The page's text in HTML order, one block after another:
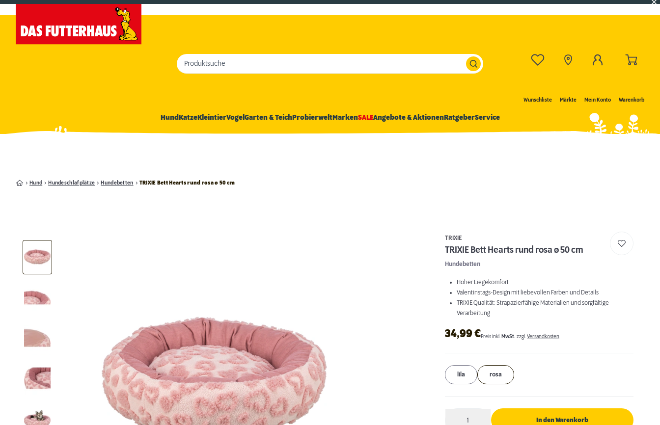
Wunschliste Märkte Mein Konto Warenkorb
Produktsuche
HundKatzeKleintierVogel Garten & TeichProbierweltMarkenSALEAngebote & AktionenRatgeberService
Hund Hundeschlafplätze Hundebetten TRIXIE Bett Hearts rund rosa ø 50 cm
TRIXIE
TRIXIE Bett Hearts rund rosa ø 50 cm
Hundebetten
Hoher Liegekomfort
Valentinstags-Design mit liebevollen Farben und Details
TRIXIE Qualität: Strapazierfähige Materialien und sorgfältige
Verarbeitung
34,99€Preis inkl. MwSt. zzgl.Versandkosten
lila rosa
1 In den Warenkorb